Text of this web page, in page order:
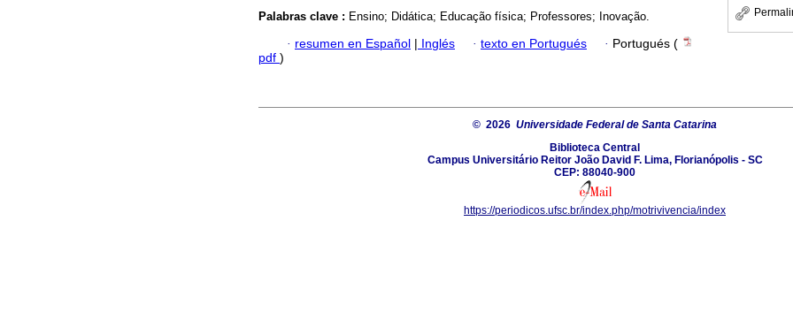
Palabras clave : Ensino; Didática; Educação física; Professores; Inovação.
· resumen en Español | Inglés · texto en Portugués · Portugués (
pdf )
© 2026 Universidade Federal de Santa Catarina
Biblioteca Central
Campus Universitário Reitor João David F. Lima, Florianópolis - SC
CEP: 88040-900
https://periodicos.ufsc.br/index.php/motrivivencia/index